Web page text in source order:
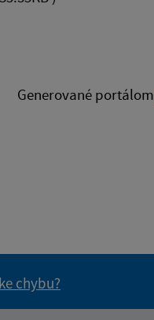
Generované portálom
chybu?